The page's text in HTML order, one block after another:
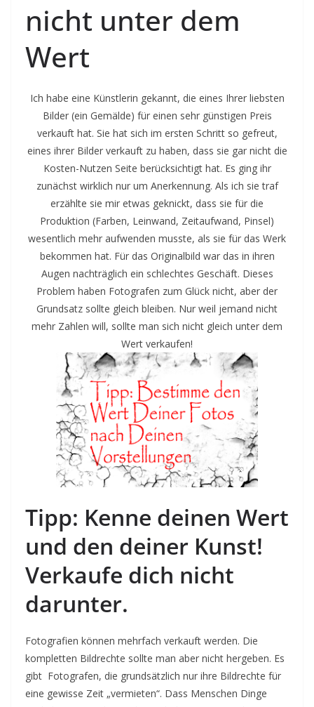
nicht unter dem
Wert
Ich habe eine Künstlerin gekannt, die eines Ihrer liebsten
Bilder (ein Gemälde) für einen sehr günstigen Preis
verkauft hat. Sie hat sich im ersten Schritt so gefreut,
eines ihrer Bilder verkauft zu haben, dass sie gar nicht die
Kosten-Nutzen Seite berücksichtigt hat. Es ging ihr
zunächst wirklich nur um Anerkennung. Als ich sie traf
erzählte sie mir etwas geknickt, dass sie für die
Produktion (Farben, Leinwand, Zeitaufwand, Pinsel)
wesentlich mehr aufwenden musste, als sie für das Werk
bekommen hat. Für das Originalbild war das in ihren
Augen nachträglich ein schlechtes Geschäft. Dieses
Problem haben Fotografen zum Glück nicht, aber der
Grundsatz sollte gleich bleiben. Nur weil jemand nicht
mehr Zahlen will, sollte man sich nicht gleich unter dem
Wert verkaufen!
Tipp: Kenne deinen Wert
und den deiner Kunst!
Verkaufe dich nicht
darunter.
Fotografien können mehrfach verkauft werden. Die
kompletten Bildrechte sollte man aber nicht hergeben. Es
gibt Fotografen, die grundsätzlich nur ihre Bildrechte für
eine gewisse Zeit „vermieten“. Dass Menschen Dinge